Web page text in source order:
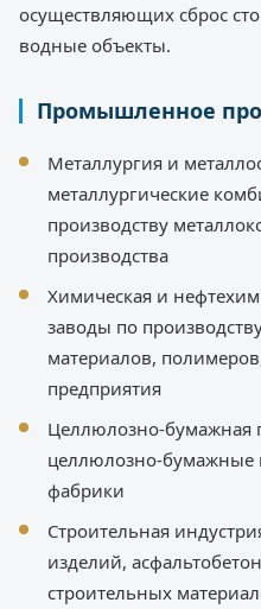
осуществляющих сброс
водные объекты.
Промышленное
Металлургия и
металлургические
производству
производства
Химическая и
заводы по
материалов,
предприятия
Целлюлозно-
целлюлозно-бумажные
фабрики
Строительная
изделий,
строительных